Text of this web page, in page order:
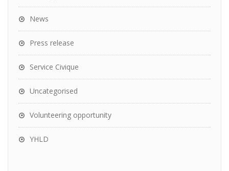
News
Press release
Service Civique
Uncategorised
Volunteering opportunity
YHLD